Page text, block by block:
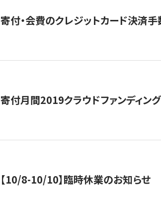
寄付・会費のクレジットカード決済
寄付月間2019クラウドファンディン
【10/8-10/10】臨時休業のお知らせ